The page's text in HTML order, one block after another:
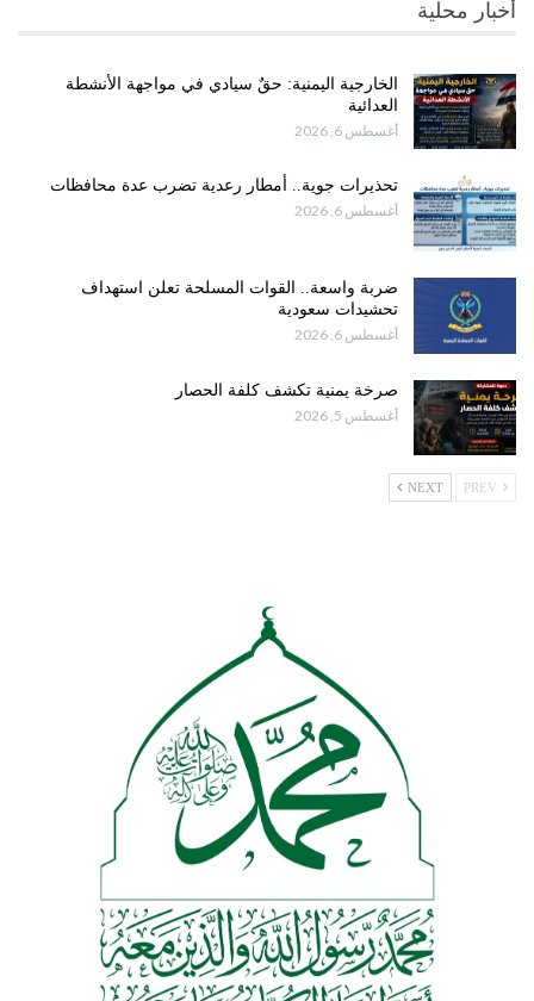
أخبار محلية
الخارجية اليمنية: حقٌ سيادي في مواجهة الأنشطة
العدائية
أغسطس 6, 2026
تحذيرات جوية.. أمطار رعدية تضرب عدة محافظات
أغسطس 6, 2026
ضربة واسعة.. القوات المسلحة تعلن استهداف
تحشيدات سعودية
أغسطس 6, 2026
صرخة يمنية تكشف كلفة الحصار
أغسطس 5, 2026
NEXT